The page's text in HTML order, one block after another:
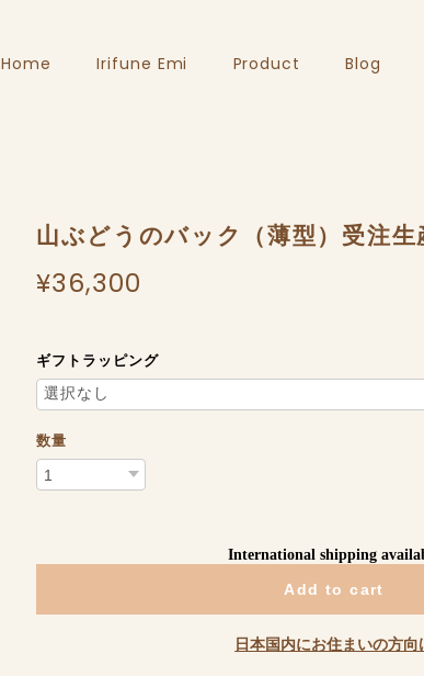
Home Irifune Emi Product Blog
山ぶどうのバック（薄型）受注生
¥36,300
ギフトラッピング
数量
International shipping
Add to cart
日本国内にお住まいの方向